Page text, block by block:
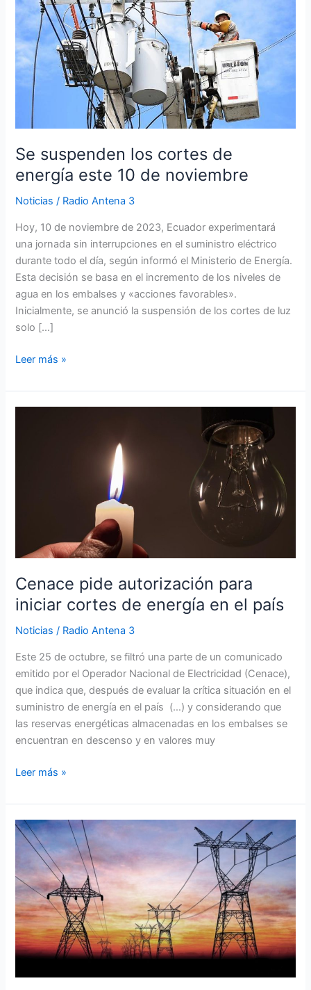
Se suspenden los cortes de
energía este 10 de noviembre
Noticias / Radio Antena 3
Hoy, 10 de noviembre de 2023, Ecuador experimentará
una jornada sin interrupciones en el suministro eléctrico
durante todo el día, según informó el Ministerio de Energía.
Esta decisión se basa en el incremento de los niveles de
agua en los embalses y «acciones favorables».
Inicialmente, se anunció la suspensión de los cortes de luz
solo […]
los
cortes
de
energía
este
noviembre
Leer más »
Cenace pide autorización para
iniciar cortes de energía en el país
Noticias / Radio Antena 3
Este 25 de octubre, se filtró una parte de un comunicado
emitido por el Operador Nacional de Electricidad (Cenace),
que indica que, después de evaluar la crítica situación en el
suministro de energía en el país (…) y considerando que
las reservas energéticas almacenadas en los embalses se
encuentran en descenso y en valores muy
país
Leer más »
Cortes
de
energía
eléctrica
durante
tres
días